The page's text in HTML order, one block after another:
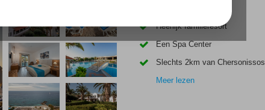
Heerlijk familieresort
Een Spa Center
Slechts 2km van Chersonissos
Meer lezen